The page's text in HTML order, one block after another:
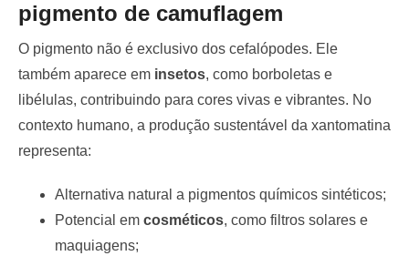
pigmento de camuflagem
O pigmento não é exclusivo dos cefalópodes. Ele
também aparece em insetos, como borboletas e
libélulas, contribuindo para cores vivas e vibrantes. No
contexto humano, a produção sustentável da xantomatina
representa:
Alternativa natural a pigmentos químicos sintéticos;
Potencial em cosméticos, como filtros solares e
maquiagens;